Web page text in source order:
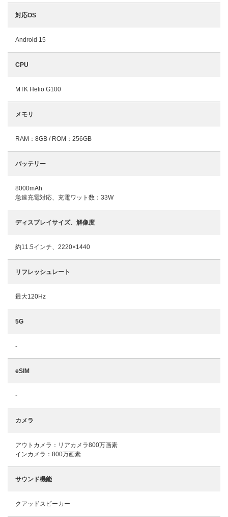
対応OS
Android 15
CPU
MTK Helio G100
メモリ
RAM：8GB / ROM：256GB
バッテリー
8000mAh
急速充電対応、充電ワット数：33W
ディスプレイサイズ、解像度
約11.5インチ、2220×1440
リフレッシュレート
最大120Hz
5G
-
eSIM
-
カメラ
アウトカメラ：リアカメラ800万画素
インカメラ：800万画素
サウンド機能
クアッドスピーカー